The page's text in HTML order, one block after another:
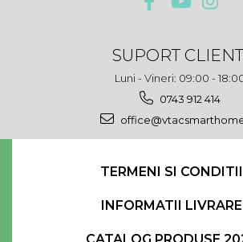
SUPORT
Luni - Vineri: 09:00 -
0743 912 414
TERMENI SI CONDITII
INFORMATII LIVRARE